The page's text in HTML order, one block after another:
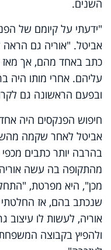
השנים.
"ידעתי על קיומם של
אביטל. "אוריה גם הראה
כתב באחד מהם, אך מאז
עליהם. אחרי מותו היה
ובפעם הראשונה גם
חיפוש הפנקסים היה
אביטל לאחר שקמה
בהרבה יותר כתבים
מהתקופה בה עשה
מכן", היא מפרטת,
שנכתב בהם, אז
אוריה, לעשות לו עיצוב
ולהפיץ בקבוצה